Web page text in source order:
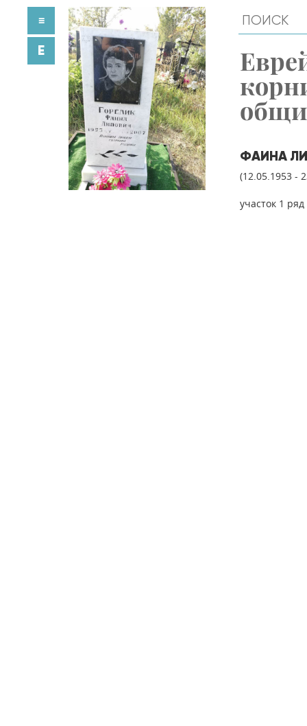
ФАИНА
(12.05.1953 -
участок 1
≡
E